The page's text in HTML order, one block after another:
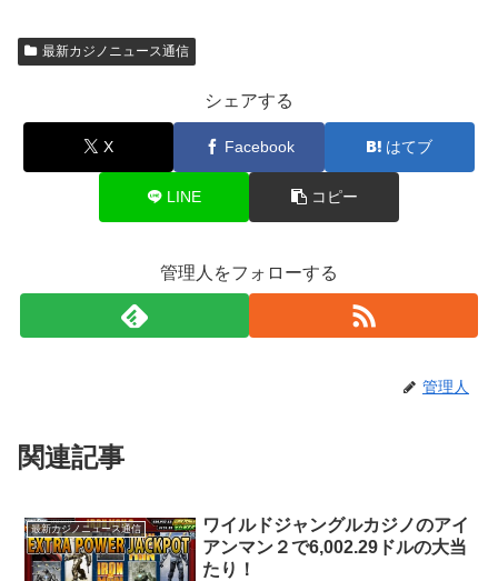
最新カジノニュース通信
シェアする
X Facebook はてブ
LINE コピー
管理人をフォローする
管理人
関連記事
最新カジノニュース通信
ワイルドジャングルカジノのアイ
アンマン２で6,002.29ドルの大当
たり！